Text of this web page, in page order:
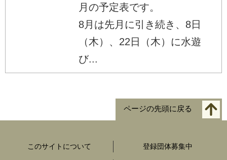
月の予定表です。
8月は先月に引き続き、8日
（木）、22日（木）に水遊
び...
ページの先頭に戻る
このサイトについて 登録団体募集中